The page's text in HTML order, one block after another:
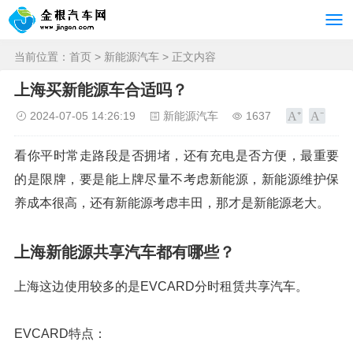
当前位置： 首页 > 新能源汽车 > 正文内容
上海买新能源车合适吗？
2024-07-05 14:26:19 新能源汽车 1637
看你平时常走路段是否拥堵，还有充电是否方便，最重要
的是限牌，要是能上牌尽量不考虑新能源，新能源维护保
养成本很高，还有新能源考虑丰田，那才是新能源老大。
上海新能源共享汽车都有哪些？
上海这边使用较多的是EVCARD分时租赁共享汽车。
EVCARD特点：